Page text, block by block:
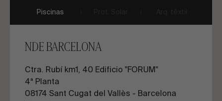
Piscinas
NDE BARCELONA
Ctra. Rubí km1, 40 Edificio "FORUM"
4ª Planta
08174 Sant Cugat del Vallès - Barcelona